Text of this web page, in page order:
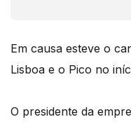
Em causa esteve o
Lisboa e o Pico no
O presidente da